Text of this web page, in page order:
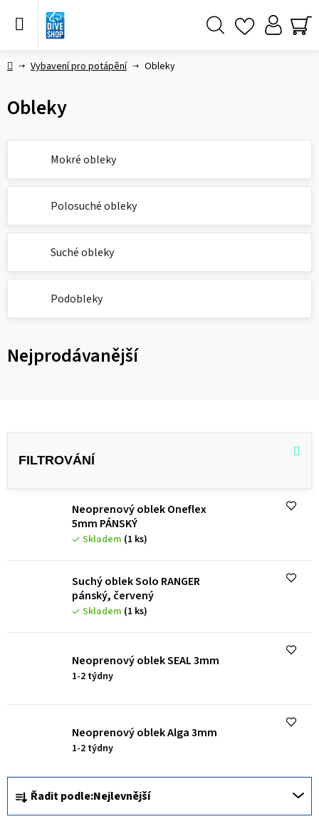
DomůVybavení pro potápění Obleky
Obleky
Mokré obleky
Polosuché obleky
Suché obleky
Podobleky
Nejprodávanější
Neoprenový oblek Oneflex
5mm PÁNSKÝ
Skladem (1 ks)
Suchý oblek Solo RANGER
pánský, červený
Skladem (1 ks)
Neoprenový oblek SEAL 3mm
1-2 týdny
Neoprenový oblek Alga 3mm
1-2 týdny
Ř
a
Řadit podle:Nejlevnější
V
r
u
ů